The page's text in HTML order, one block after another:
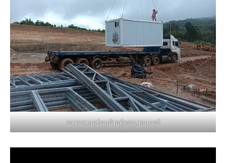
รถเทรลเลอร์ขนย้ายตู้คอนเทนเนอร์